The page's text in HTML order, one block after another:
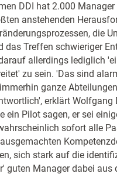
DDI hat 2.000
anstehenden
die
das Treffen schwieriger
allerdings lediglich
zu sein. 'Das sind
ganze
erklärt Wolfgang
ein Pilot sagen, er sei
sofort alle
sich stark auf die
guten Manager dabei aus